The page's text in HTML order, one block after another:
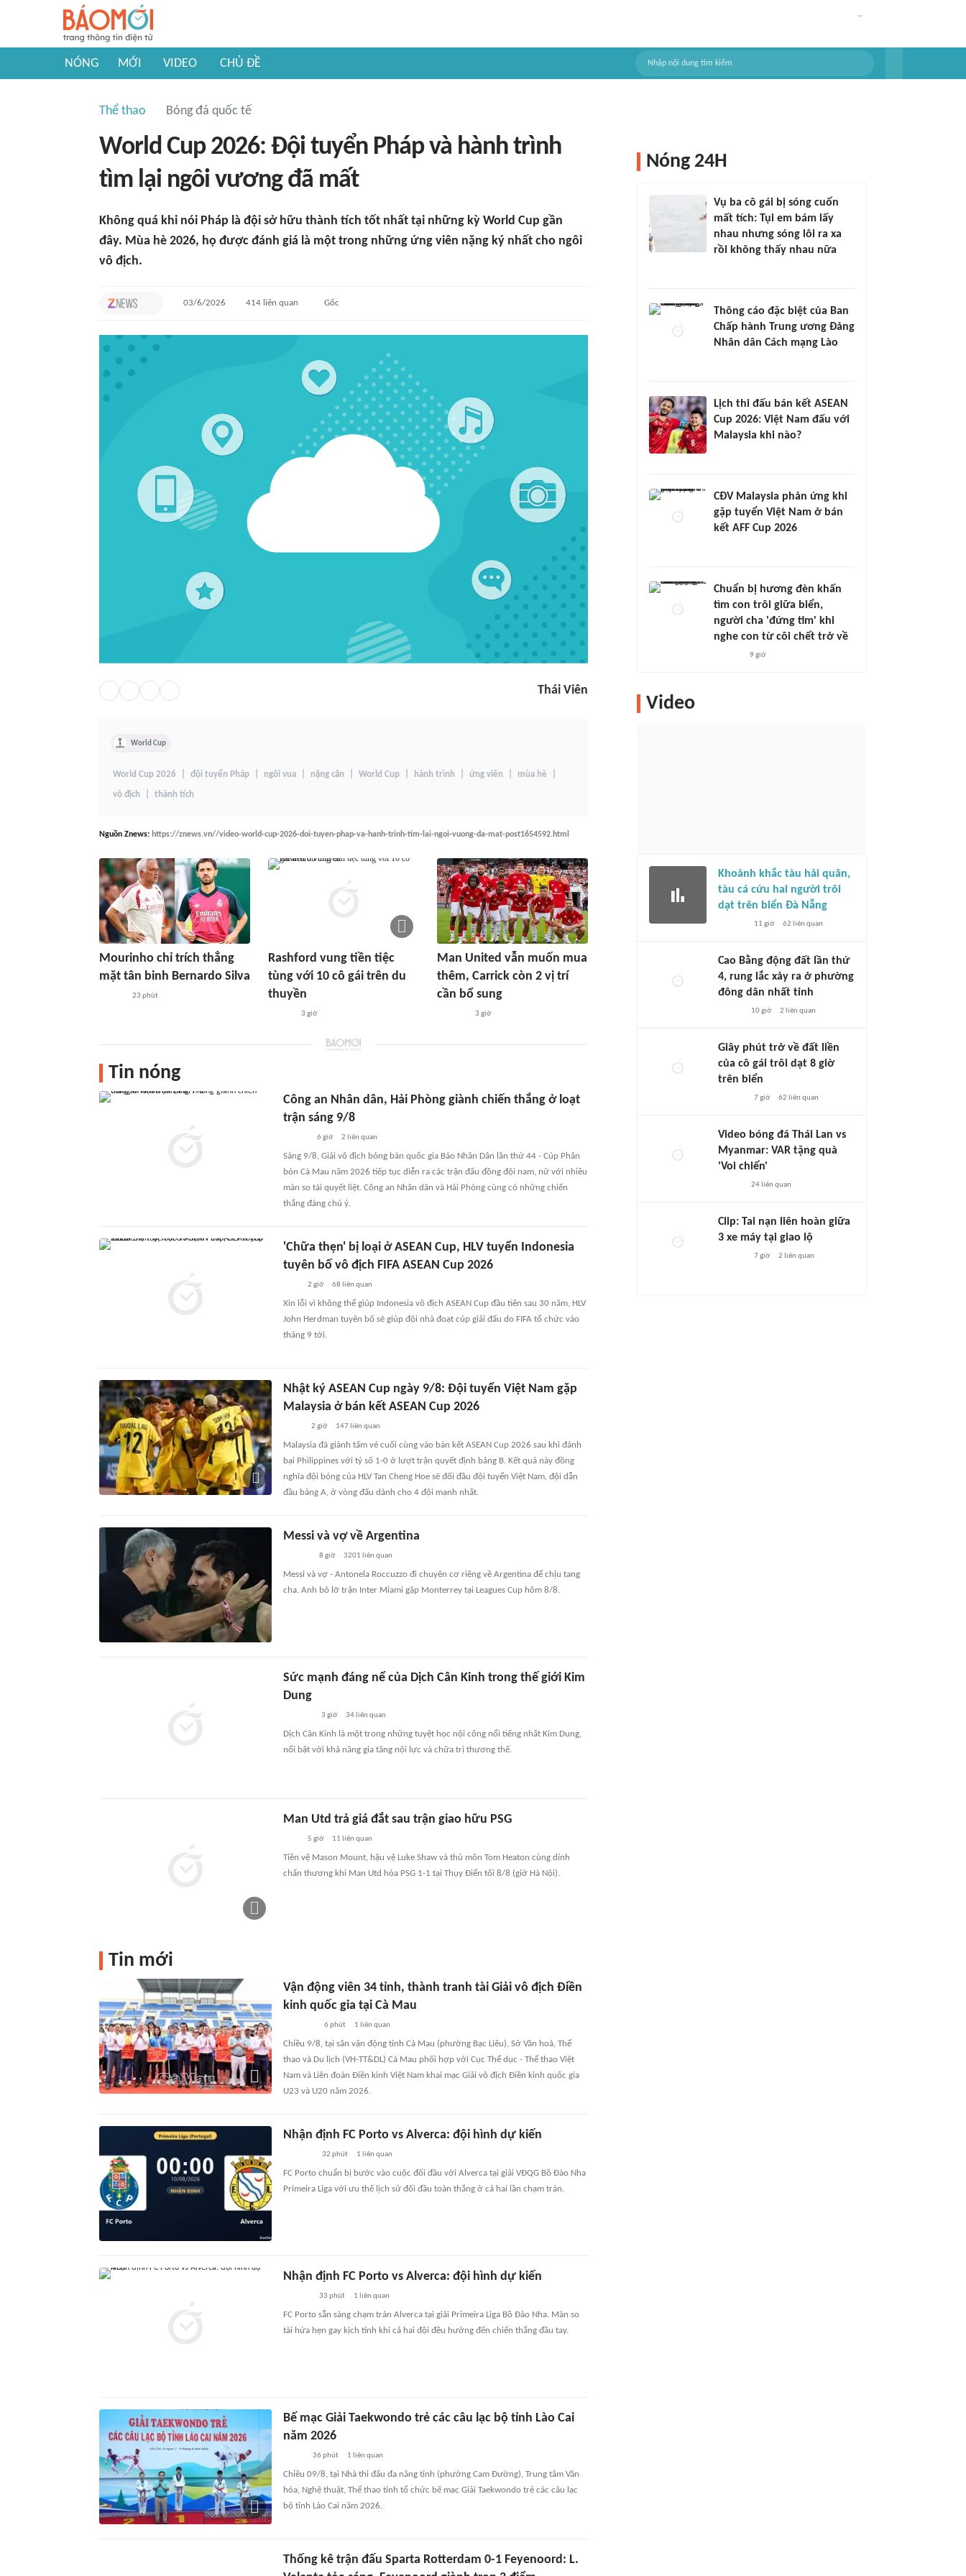
NÓNG MỚI VIDEO CHỦ ĐỀ
Thể thao Bóng đá quốc tế
World Cup 2026: Đội tuyển Pháp và hành trình
tìm lại ngôi vương đã mất
Không quá khi nói Pháp là đội sở hữu thành tích tốt nhất tại những kỳ World Cup gần
đây. Mùa hè 2026, họ được đánh giá là một trong những ứng viên nặng ký nhất cho ngôi
vô địch.
03/6/2026 414 liên quan Gốc
Thái Viên
World Cup
World Cup 2026 đội tuyển Pháp ngôi vua nặng cân World Cup hành trình ứng viên mùa hè
vô địch thành tích
Nguồn Znews: https://znews.vn//video-world-cup-2026-doi-tuyen-phap-va-hanh-trinh-tim-lai-ngoi-vuong-da-mat-post1654592.html
Mourinho chỉ trích thẳng
mặt tân binh Bernardo Silva
23 phút
Rashford vung tiền tiệc
tùng với 10 cô gái trên du
thuyền
3 giờ
Man United vẫn muốn mua
thêm, Carrick còn 2 vị trí
cần bổ sung
3 giờ
Tin nóng
Công an Nhân dân, Hải Phòng giành chiến thắng ở loạt
trận sáng 9/8
6 giờ 2 liên quan
Sáng 9/8, Giải vô địch bóng bàn quốc gia Báo Nhân Dân lần thứ 44 - Cúp Phân
bón Cà Mau năm 2026 tiếp tục diễn ra các trận đấu đồng đội nam, nữ với nhiều
màn so tài quyết liệt. Công an Nhân dân và Hải Phòng cùng có những chiến
thắng đáng chú ý.
'Chữa thẹn' bị loại ở ASEAN Cup, HLV tuyển Indonesia
tuyên bố vô địch FIFA ASEAN Cup 2026
2 giờ 68 liên quan
Xin lỗi vì không thể giúp Indonesia vô địch ASEAN Cup đầu tiên sau 30 năm, HLV
John Herdman tuyên bố sẽ giúp đội nhà đoạt cúp giải đấu do FIFA tổ chức vào
tháng 9 tới.
Nhật ký ASEAN Cup ngày 9/8: Đội tuyển Việt Nam gặp
Malaysia ở bán kết ASEAN Cup 2026
2 giờ 147 liên quan
Malaysia đã giành tấm vé cuối cùng vào bán kết ASEAN Cup 2026 sau khi đánh
bại Philippines với tỷ số 1-0 ở lượt trận quyết định bảng B. Kết quả này đồng
nghĩa đội bóng của HLV Tan Cheng Hoe sẽ đối đầu đội tuyển Việt Nam, đội dẫn
đầu bảng A, ở vòng đấu dành cho 4 đội mạnh nhất.
Messi và vợ về Argentina
8 giờ 3201 liên quan
Messi và vợ - Antonela Roccuzzo đi chuyên cơ riêng về Argentina để chịu tang
cha. Anh bỏ lỡ trận Inter Miami gặp Monterrey tại Leagues Cup hôm 8/8.
Sức mạnh đáng nể của Dịch Cân Kinh trong thế giới Kim
Dung
3 giờ 34liên quan
Dịch Cân Kinh là một trong những tuyệt học nội công nổi tiếng nhất Kim Dung,
nổi bật với khả năng gia tăng nội lực và chữa trị thương thế.
Man Utd trả giá đắt sau trận giao hữu PSG
5 giờ 11 liên quan
Tiền vệ Mason Mount, hậu vệ Luke Shaw và thủ môn Tom Heaton cùng dính
chấn thương khi Man Utd hòa PSG 1-1 tại Thụy Điển tối 8/8 (giờ Hà Nội).
Tin mới
Vận động viên 34 tỉnh, thành tranh tài Giải vô địch Điền
kinh quốc gia tại Cà Mau
6 phút 1 liên quan
Chiều 9/8, tại sân vận động tỉnh Cà Mau (phường Bạc Liêu), Sở Văn hoá, Thể
thao và Du lịch (VH-TT&DL) Cà Mau phối hợp với Cục Thể dục - Thể thao Việt
Nam và Liên đoàn Điền kinh Việt Nam khai mạc Giải vô địch Điền kinh quốc gia
U23 và U20 năm 2026.
Nhận định FC Porto vs Alverca: đội hình dự kiến
32 phút 1 liên quan
FC Porto chuẩn bị bước vào cuộc đối đầu với Alverca tại giải VĐQG Bồ Đào Nha
Primeira Liga với ưu thế lịch sử đối đầu toàn thắng ở cả hai lần chạm trán.
Nhận định FC Porto vs Alverca: đội hình dự kiến
33 phút 1 liên quan
FC Porto sẵn sàng chạm trán Alverca tại giải Primeira Liga Bồ Đào Nha. Màn so
tài hứa hẹn gay kịch tính khi cả hai đội đều hướng đến chiến thắng đầu tay.
Bế mạc Giải Taekwondo trẻ các câu lạc bộ tỉnh Lào Cai
năm 2026
36 phút 1 liên quan
Chiều 09/8, tại Nhà thi đấu đa năng tỉnh (phường Cam Đường), Trung tâm Văn
hóa, Nghệ thuật, Thể thao tỉnh tổ chức bế mạc Giải Taekwondo trẻ các câu lạc
bộ tỉnh Lào Cai năm 2026.
Thống kê trận đấu Sparta Rotterdam 0-1 Feyenoord: L.
Nóng 24H
Vụ ba cô gái bị sóng cuốn
mất tích: Tụi em bám lấy
nhau nhưng sóng lôi ra xa
rồi không thấy nhau nữa
Thông cáo đặc biệt của Ban
Chấp hành Trung ương Đảng
Nhân dân Cách mạng Lào
Lịch thi đấu bán kết ASEAN
Cup 2026: Việt Nam đấu với
Malaysia khi nào?
CĐV Malaysia phản ứng khi
gặp tuyển Việt Nam ở bán
kết AFF Cup 2026
Chuẩn bị hương đèn khấn
tìm con trôi giữa biển,
người cha 'đứng tim' khi
nghe con từ cõi chết trở về
9 giờ
Video
Khoảnh khắc tàu hải quân,
tàu cá cứu hai người trôi
dạt trên biển Đà Nẵng
11 giờ 62 liên quan
Cao Bằng động đất lần thứ
4, rung lắc xảy ra ở phường
đông dân nhất tỉnh
10 giờ 2 liên quan
Giây phút trở về đất liền
của cô gái trôi dạt 8 giờ
trên biển
7 giờ 62 liên quan
Video bóng đá Thái Lan vs
Myanmar: VAR tặng quà
'Voi chiến'
24liên quan
Clip: Tai nạn liên hoàn giữa
3 xe máy tại giao lộ
7 giờ 2 liên quan